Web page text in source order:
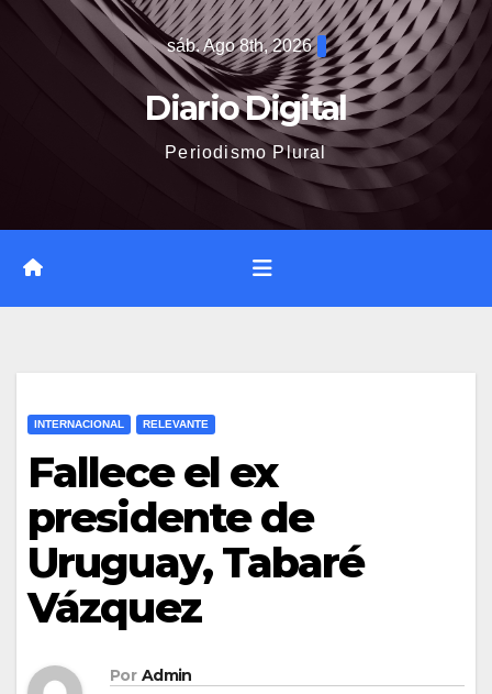
sáb. Ago 8th, 2026
Diario Digital
Periodismo Plural
INTERNACIONAL RELEVANTE
Fallece el ex
presidente de
Uruguay, Tabaré
Vázquez
Por Admin